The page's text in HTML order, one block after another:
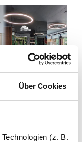
Über Cookies
(z. B.
Satinato mit